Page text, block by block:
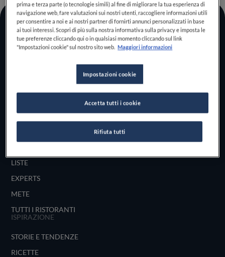
Home
Log In
Scopri il vero
foodie che è in te
UNISCITI
LISTE
EXPERTS
METE
TUTTI I RISTORANTI
ISPIRAZIONE
STORIE E TENDENZE
RICETTE
prima e terza parte (o tecnologie simili) al fine di migliorare la tua esperienza di
navigazione web, fare valutazioni sui nostri utenti, raccogliere informazioni utili
per consentire a noi e ai nostri partner di fornirti annunci personalizzati in base
ai tuoi interessi. Scopri di più sulla nostra informativa sulla privacy e imposta le
tue preferenze cliccando qui o in qualsiasi momento cliccando sul link
"Impostazioni cookie" sul nostro sito web. Maggiori informazioni
Impostazioni cookie
Rifiuta tutti
Accetta tutti i cookie